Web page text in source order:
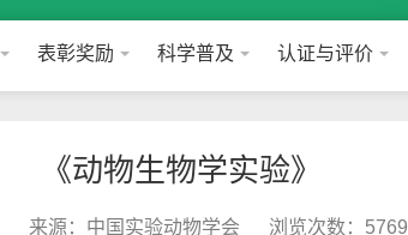
表彰奖励 科学普及 认证与评价
《动物生物学实验》
来源：中国实验动物学会 浏览次数：5769